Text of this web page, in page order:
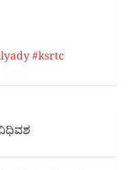
#ksrtc